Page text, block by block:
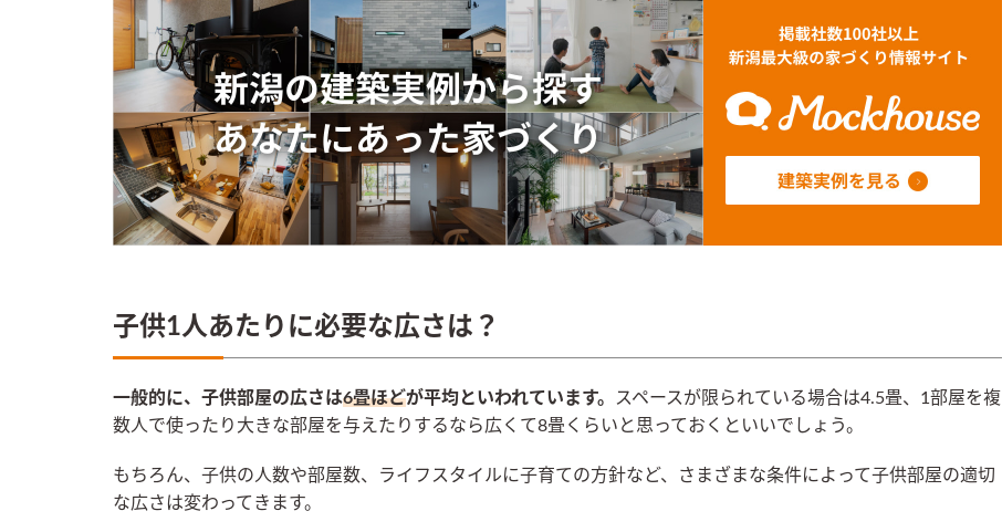
子供1人あたりに必要な広さは？
一般的に、子供部屋の広さは6畳ほどが平均といわれています。
スペースが限られている場合は4.5畳、1部屋を複
数人で使ったり大きな部屋を与えたりするなら広くて8畳くらいと思っておくといいでしょう。
もちろん、子供の人数や部屋数、ライフスタイルに子育ての方針など、さまざまな条件によって子供部屋の適切
な広さは変わってきます。